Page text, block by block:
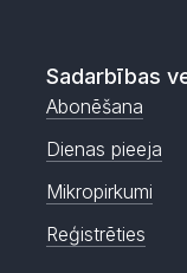
Sadarbības
Abonēšana
Dienas pieeja
Mikropirkumi
Reģistrēties